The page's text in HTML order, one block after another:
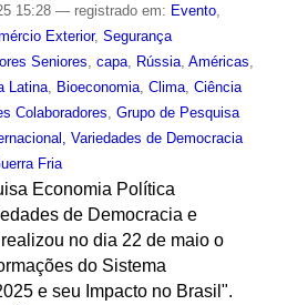
15:28 — registrado em: Evento,
Exterior, Segurança
Seniores capa, Rússia, Américas
Latina, Bioeconomia, Clima, Ciência
Colaboradores Grupo de Pesquisa
Variedades de Democracia
Fria
Economia Política
de Democracia e
no dia 22 de maio o
do Sistema
e seu Impacto no Brasil".